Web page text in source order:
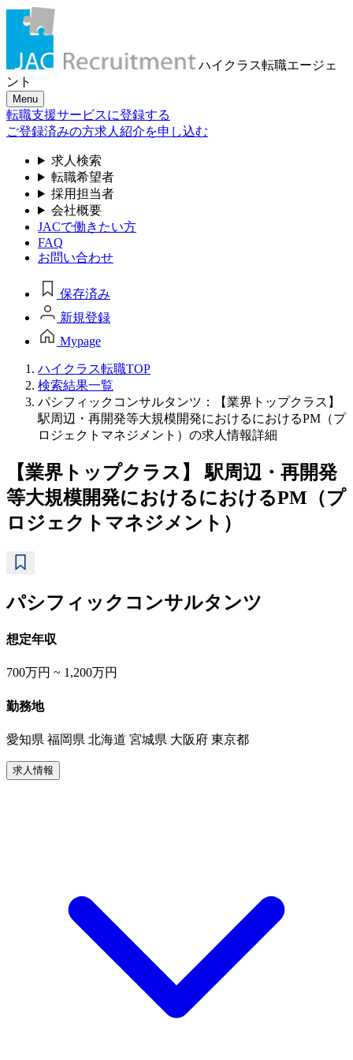
ハイクラス転職エージェ
ント
Menu
転職支援サービスに登録する
ご登録済みの方求人紹介を申し込む
求人検索
転職希望者
採用担当者
会社概要
JACで働きたい方
FAQ
お問い合わせ
保存済み
新規登録
Mypage
ハイクラス転職TOP
検索結果一覧
パシフィックコンサルタンツ：【業界トップクラス】
駅周辺・再開発等大規模開発におけるにおけるPM（プ
ロジェクトマネジメント）の求人情報詳細
【業界トップクラス】 駅周辺・再開発
等大規模開発におけるにおけるPM（プ
ロジェクトマネジメント）
パシフィックコンサルタンツ
想定年収
700万円 ~ 1,200万円
勤務地
愛知県 福岡県 北海道 宮城県 大阪府 東京都
求人情報